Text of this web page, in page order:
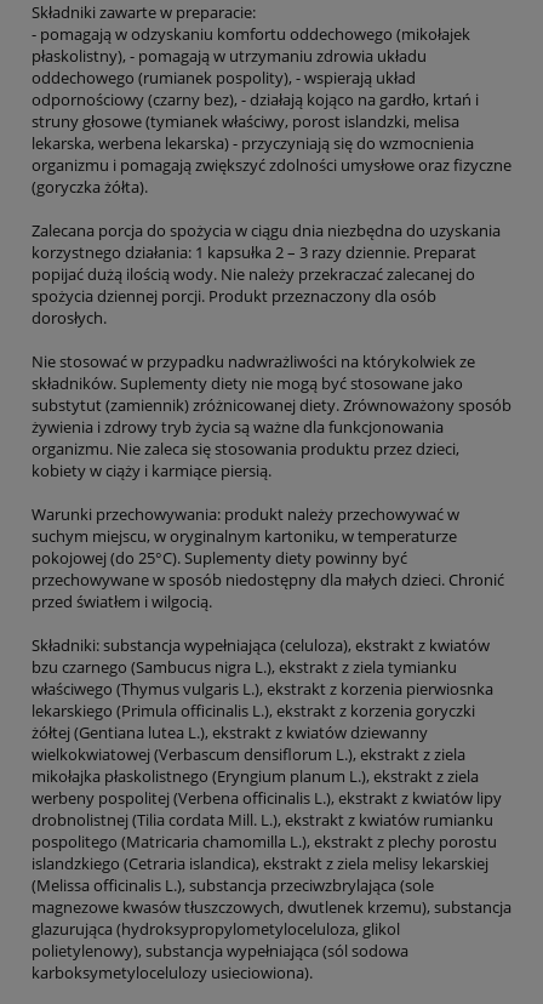
Składniki zawarte w preparacie:
- pomagają w odzyskaniu komfortu oddechowego (mikołajek
płaskolistny), - pomagają w utrzymaniu zdrowia układu
oddechowego (rumianek pospolity), - wspierają układ
odpornościowy (czarny bez), - działają kojąco na gardło, krtań i
struny głosowe (tymianek właściwy, porost islandzki, melisa
lekarska, werbena lekarska) - przyczyniają się do wzmocnienia
organizmu i pomagają zwiększyć zdolności umysłowe oraz fizyczne
(goryczka żółta).
Zalecana porcja do spożycia w ciągu dnia niezbędna do uzyskania
korzystnego działania: 1 kapsułka 2 – 3 razy dziennie. Preparat
popijać dużą ilością wody. Nie należy przekraczać zalecanej do
spożycia dziennej porcji. Produkt przeznaczony dla osób
dorosłych.
Nie stosować w przypadku nadwrażliwości na którykolwiek ze
składników. Suplementy diety nie mogą być stosowane jako
substytut (zamiennik) zróżnicowanej diety. Zrównoważony sposób
żywienia i zdrowy tryb życia są ważne dla funkcjonowania
organizmu. Nie zaleca się stosowania produktu przez dzieci,
kobiety w ciąży i karmiące piersią.
Warunki przechowywania: produkt należy przechowywać w
suchym miejscu, w oryginalnym kartoniku, w temperaturze
pokojowej (do 25°C). Suplementy diety powinny być
przechowywane w sposób niedostępny dla małych dzieci. Chronić
przed światłem i wilgocią.
Składniki: substancja wypełniająca (celuloza), ekstrakt z kwiatów
bzu czarnego (Sambucus nigra L.), ekstrakt z ziela tymianku
właściwego (Thymus vulgaris L.), ekstrakt z korzenia pierwiosnka
lekarskiego (Primula officinalis L.), ekstrakt z korzenia goryczki
żółtej (Gentiana lutea L.), ekstrakt z kwiatów dziewanny
wielkokwiatowej (Verbascum densiflorum L.), ekstrakt z ziela
mikołajka płaskolistnego (Eryngium planum L.), ekstrakt z ziela
werbeny pospolitej (Verbena officinalis L.), ekstrakt z kwiatów lipy
drobnolistnej (Tilia cordata Mill. L.), ekstrakt z kwiatów rumianku
pospolitego (Matricaria chamomilla L.), ekstrakt z plechy porostu
islandzkiego (Cetraria islandica), ekstrakt z ziela melisy lekarskiej
(Melissa officinalis L.), substancja przeciwzbrylająca (sole
magnezowe kwasów tłuszczowych, dwutlenek krzemu), substancja
glazurująca (hydroksypropylometyloceluloza, glikol
polietylenowy), substancja wypełniająca (sól sodowa
karboksymetylocelulozy usieciowiona).